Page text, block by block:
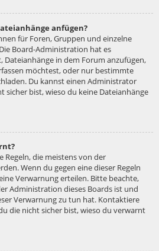
anfügen?
für Foren, Gruppen und einzelne
Board-Administration hat es
Dateianhänge in dem Forum anzufügen,
möchtest, oder nur bestimmte
Du kannst einen Administrator
sicher bist, wieso du keine Dateianhänge
Regeln, die meistens von der
Wenn du gegen eine dieser Regeln
Verwarnung erteilen. Bitte beachte,
Administration dieses Boards ist und
Verwarnung zu tun hat. Kontaktiere
die nicht sicher bist, wieso du verwarnt